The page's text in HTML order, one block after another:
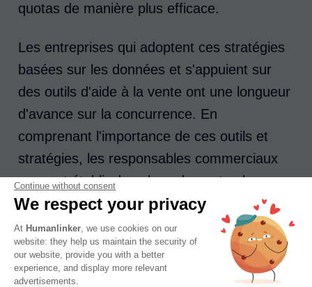
quotas de manière plus efficace.
Les entreprises qui adoptent ces stratégies
basées sur les données et s'appuient sur
des outils d'aide à la vente ont une longueur
d'avance sur la concurrence. En
comprenant l'importance de ces outils et
stratégies, les responsables commerciaux
peuvent établir des plans de vente plus
efficaces, améliorer l'efficacité des
opérations de vente et, en fin de compte,
garantir une meilleure réalisation des
objectifs commerciaux.
Continue without consent
We respect your privacy
At Humanlinker , we use cookies on our
website: they help us maintain the security of
our website, provide you with a better
experience, and display more relevant
advertisements.